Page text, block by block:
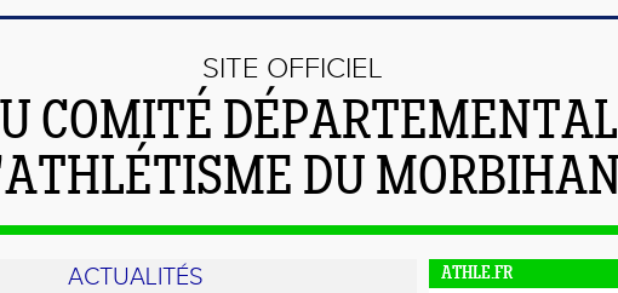
SITE OFFICIEL
COMITÉ DÉPARTEMENTAL
DU MORBIHAN
ACTUALITÉS
ATHLE.FR